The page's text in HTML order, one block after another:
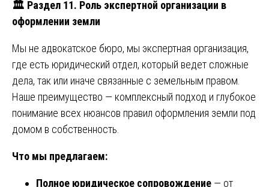
🏛️ Раздел 11. Роль экспертной организации в
оформлении земли
Мы не адвокатское бюро, мы экспертная организация,
где есть юридический отдел, который ведет сложные
дела, так или иначе связанные с земельным правом.
Наше преимущество — комплексный подход и глубокое
понимание всех нюансов правил оформления земли под
домом в собственность.
Что мы предлагаем:
Полное юридическое сопровождение — от